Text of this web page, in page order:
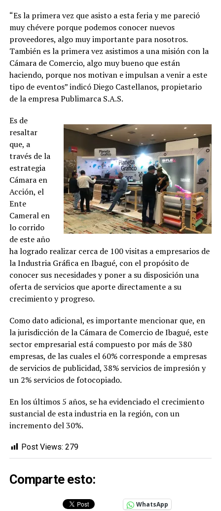
“Es la primera vez que asisto a esta feria y me pareció
muy chévere porque podemos conocer nuevos
proveedores, algo muy importante para nosotros.
También es la primera vez asistimos a una misión con la
Cámara de Comercio, algo muy bueno que están
haciendo, porque nos motivan e impulsan a venir a este
tipo de eventos” indicó Diego Castellanos, propietario
de la empresa Publimarca S.A.S.
Es de
resaltar
que, a
través de la
estrategia
Cámara en
Acción, el
Ente
Cameral en
lo corrido
de este año
ha logrado realizar cerca de 100 visitas a empresarios de
la Industria Gráfica en Ibagué, con el propósito de
conocer sus necesidades y poner a su disposición una
oferta de servicios que aporte directamente a su
crecimiento y progreso.
Como dato adicional, es importante mencionar que, en
la jurisdicción de la Cámara de Comercio de Ibagué, este
sector empresarial está compuesto por más de 380
empresas, de las cuales el 60% corresponde a empresas
de servicios de publicidad, 38% servicios de impresión y
un 2% servicios de fotocopiado.
En los últimos 5 años, se ha evidenciado el crecimiento
sustancial de esta industria en la región, con un
incremento del 30%.
Post Views: 279
Comparte esto:
WhatsApp